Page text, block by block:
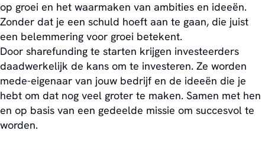
op groei en het waarmaken van ambities en ideeën.
Zonder dat je een schuld hoeft aan te gaan, die juist
een belemmering voor groei betekent.
Door sharefunding te starten krijgen investeerders
daadwerkelijk de kans om te investeren. Ze worden
mede-eigenaar van jouw bedrijf en de ideeën die je
hebt om dat nog veel groter te maken. Samen met hen
en op basis van een gedeelde missie om succesvol te
worden.